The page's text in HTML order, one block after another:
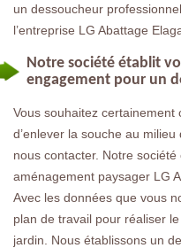
un dessoucheur
l’entreprise LG Abattage
Notre société établit
engagement pour un
Vous souhaitez
d’enlever la souche au
nous contacter. Notre société
aménagement paysager LG
Avec les données que vous
plan de travail pour réaliser
jardin. Nous établissons un